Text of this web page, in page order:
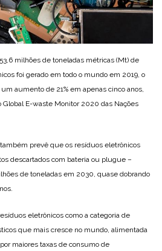
milhões de toneladas métricas (Mt) de
foi gerado em todo o mundo em 2019, o
aumento de 21% em apenas cinco anos,
Global E-waste Monitor 2020 das Nações
também prevê que os resíduos eletrônicos
descartados com bateria ou plugue –
de toneladas em 2030, quase dobrando
eletrônicos como a categoria de
que mais cresce no mundo, alimentada
maiores taxas de consumo de